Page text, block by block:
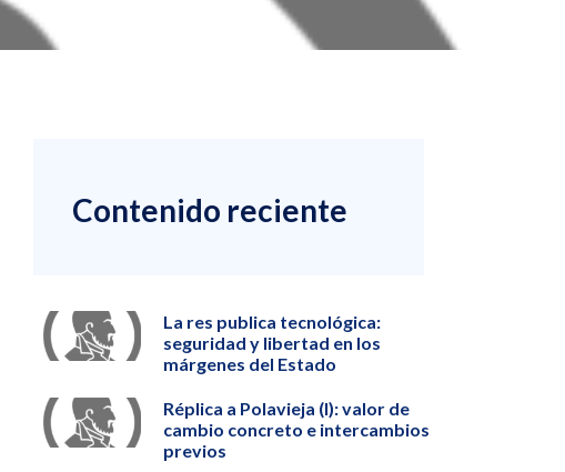
Contenido reciente
La res publica tecnológica:
seguridad y libertad en los
márgenes del Estado
Réplica a Polavieja (I): valor de
cambio concreto e intercambios
previos